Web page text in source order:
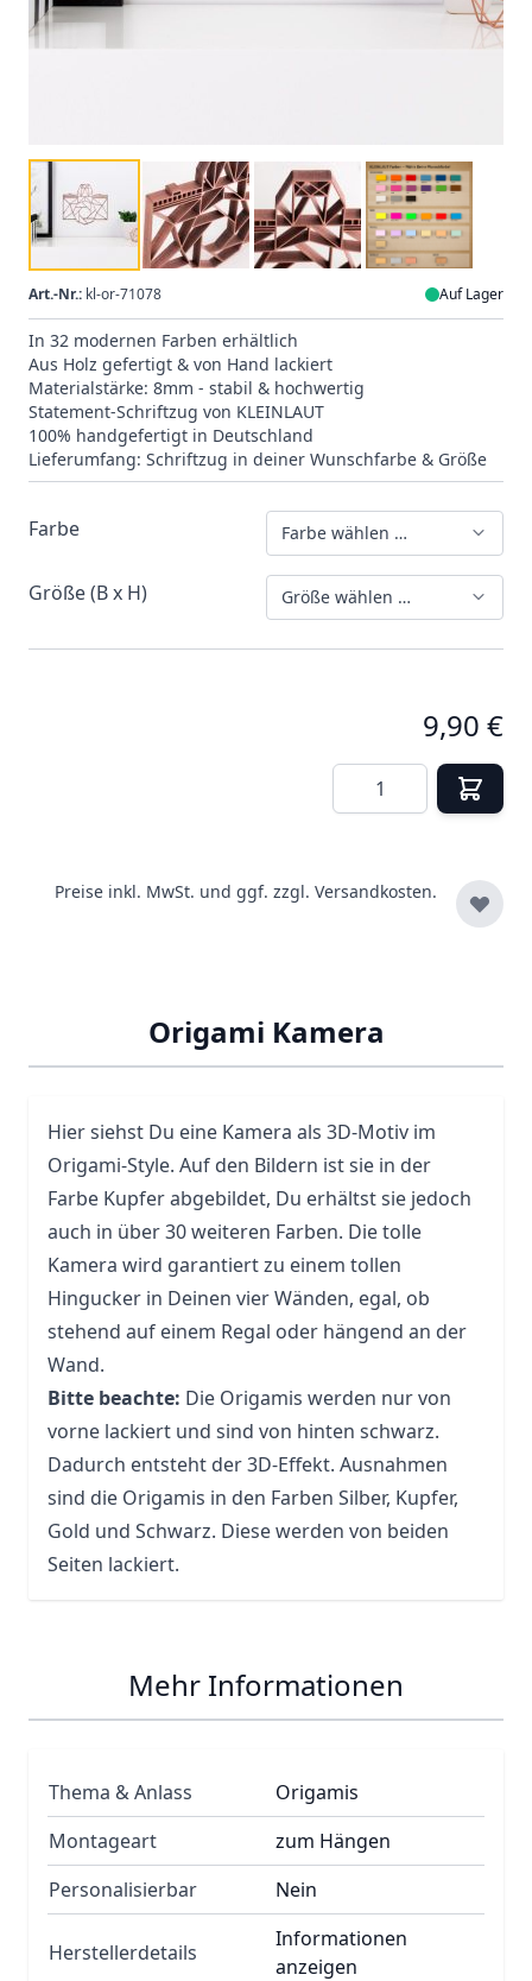
Art.-Nr.: kl-or-71078 Auf Lager
In 32 modernen Farben erhältlich
Aus Holz gefertigt & von Hand lackiert
Materialstärke: 8mm - stabil & hochwertig
Statement-Schriftzug von KLEINLAUT
100% handgefertigt in Deutschland
Lieferumfang: Schriftzug in deiner Wunschfarbe & Größe
Farbe Farbe wählen …
Größe (B x H) Größe wählen …
9,90 €
Menge
Preise inkl. MwSt. und ggf. zzgl. Versandkosten.
Origami Kamera
Hier siehst Du eine Kamera als 3D-Motiv im
Origami-Style. Auf den Bildern ist sie in der
Farbe Kupfer abgebildet, Du erhältst sie jedoch
auch in über 30 weiteren Farben. Die tolle
Kamera wird garantiert zu einem tollen
Hingucker in Deinen vier Wänden, egal, ob
stehend auf einem Regal oder hängend an der
Wand.
Bitte beachte: Die Origamis werden nur von
vorne lackiert und sind von hinten schwarz.
Dadurch entsteht der 3D-Effekt. Ausnahmen
sind die Origamis in den Farben Silber, Kupfer,
Gold und Schwarz. Diese werden von beiden
Seiten lackiert.
Mehr Informationen
Thema & Anlass
Origamis
Montageart
zum Hängen
Personalisierbar
Nein
Herstellerdetails
Informationen
anzeigen